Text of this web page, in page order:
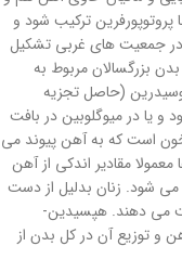
ترکیب شود و
شده را در جمعیت های غربی تشکیل
در بدن بزرگسالان مربوط به
(حاصل تجزیه
و یا در میوگلوبین در بافت
است که به آهن پیوند می
مقادیر اندکی از آهن
می شود. زنان بدلیل از دست
می دهند. هپسیدین-
و توزیع آن در کل بدن از